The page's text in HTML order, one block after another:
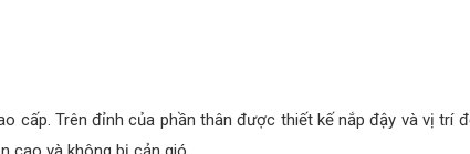
cấp. Trên đỉnh của phần thân được thiết kế nắp đậy và vị trí